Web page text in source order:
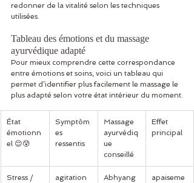
redonner de la vitalité selon les techniques
utilisées.
Tableau des émotions et du massage
ayurvédique adapté
Pour mieux comprendre cette correspondance
entre émotions et soins, voici un tableau qui
permet d’identifier plus facilement le massage le
plus adapté selon votre état intérieur du moment.
État
émotionn
el 😌😰
Symptôm
es
ressentis
Massage
ayurvédiq
ue
conseillé
Effet
principal
Stress /
agitation
Abhyang
apaiseme